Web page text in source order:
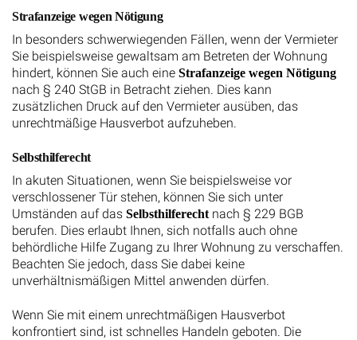
Strafanzeige wegen Nötigung
In besonders schwerwiegenden Fällen, wenn der Vermieter
Sie beispielsweise gewaltsam am Betreten der Wohnung
hindert, können Sie auch eine Strafanzeige wegen Nötigung
nach § 240 StGB in Betracht ziehen. Dies kann
zusätzlichen Druck auf den Vermieter ausüben, das
unrechtmäßige Hausverbot aufzuheben.
Selbsthilferecht
In akuten Situationen, wenn Sie beispielsweise vor
verschlossener Tür stehen, können Sie sich unter
Umständen auf das Selbsthilferecht nach § 229 BGB
berufen. Dies erlaubt Ihnen, sich notfalls auch ohne
behördliche Hilfe Zugang zu Ihrer Wohnung zu verschaffen.
Beachten Sie jedoch, dass Sie dabei keine
unverhältnismäßigen Mittel anwenden dürfen.
Wenn Sie mit einem unrechtmäßigen Hausverbot
konfrontiert sind, ist schnelles Handeln geboten. Die